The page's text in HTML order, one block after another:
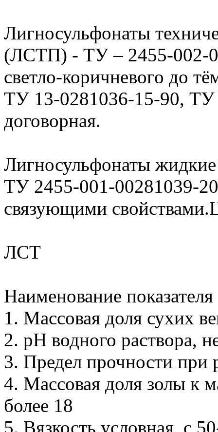
Лигносульфонаты
(ЛСТП) - ТУ – 2455-002-
светло-коричневого до
ТУ 13-0281036-15-90,
договорная.
Лигносульфонаты
ТУ 2455-001-00281039-
связующими
ЛСТ
Наименование показателя
1. Массовая доля сухих
2. рН водного раствора,
3. Предел прочности при
4. Массовая доля золы к
более 18
5. Вязкость условная, с